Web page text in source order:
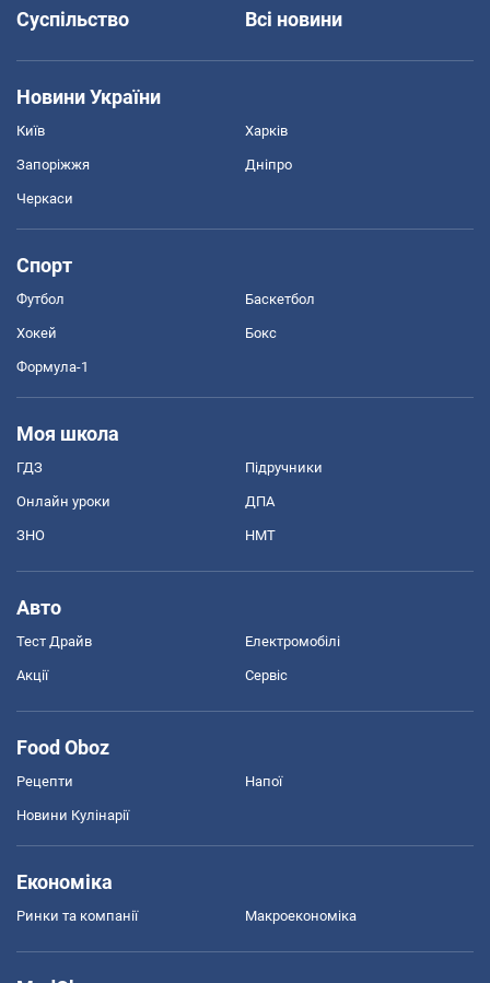
Суспільство
Всі новини
Новини України
Київ Харків
Запоріжжя Дніпро
Черкаси
Спорт
Футбол Баскетбол
Хокей Бокс
Формула-1
Моя школа
ГДЗ Підручники
Онлайн уроки ДПА
ЗНО НМТ
Авто
Тест Драйв Електромобілі
Акції Сервіс
Food Oboz
Рецепти Напої
Новини Кулінарії
Економіка
Ринки та компанії Макроекономіка